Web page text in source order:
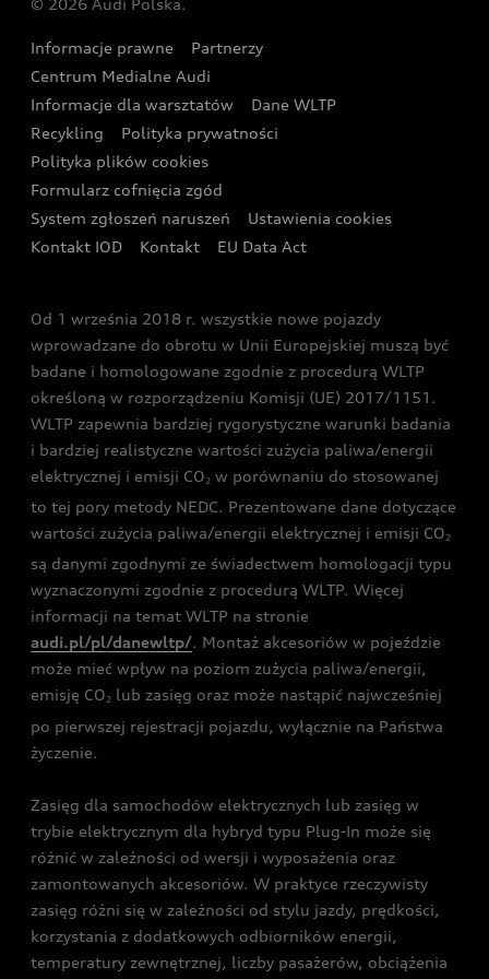
Wyszukaj najbliższego Partnera Audi
Oferta dla przedsiębiorców
Oferta dla klientów prywatnych
Kalkulator rat
Ubezpieczenie
Audi exclusive
Zasięg
Gwarancja
Akcje serwisowe Audi
Katalog online akcesoriów
Audi i Muzeum Sztuki Nowoczesnej w Warszawie
Audi driving experience
Audi quattro Cup
Audi i Puchar Świata w Skokach Narciarskich w
Zakopanem
© 2026 Audi Polska.
Informacje prawne
Partnerzy
Centrum Medialne Audi
Informacje dla warsztatów
Dane WLTP
Recykling
Polityka prywatności
Polityka plików cookies
Formularz cofnięcia zgód
System zgłoszeń naruszeń
Ustawienia cookies
Kontakt IOD
Kontakt EU Data Act
Od 1 września 2018 r. wszystkie nowe pojazdy
wprowadzane do obrotu w Unii Europejskiej muszą być
badane i homologowane zgodnie z procedurą WLTP
określoną w rozporządzeniu Komisji (UE) 2017/1151.
WLTP zapewnia bardziej rygorystyczne warunki badania
i bardziej realistyczne wartości zużycia paliwa/energii
elektrycznej i emisji CO2 w porównaniu do stosowanej
to tej pory metody NEDC. Prezentowane dane dotyczące
wartości zużycia paliwa/energii elektrycznej i emisji CO2
są danymi zgodnymi ze świadectwem homologacji typu
wyznaczonymi zgodnie z procedurą WLTP. Więcej
informacji na temat WLTP na stronie
audi.pl/pl/danewltp/. Montaż akcesoriów w pojeździe
może mieć wpływ na poziom zużycia paliwa/energii,
emisję CO2 lub zasięg oraz może nastąpić najwcześniej
po pierwszej rejestracji pojazdu, wyłącznie na Państwa
życzenie.
Zasięg dla samochodów elektrycznych lub zasięg w
trybie elektrycznym dla hybryd typu Plug-In może się
różnić w zależności od wersji i wyposażenia oraz
zamontowanych akcesoriów. W praktyce rzeczywisty
zasięg różni się w zależności od stylu jazdy, prędkości,
korzystania z dodatkowych odbiorników energii,
temperatury zewnętrznej, liczby pasażerów, obciążenia